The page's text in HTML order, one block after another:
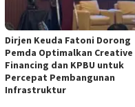
Dirjen Keuda Fatoni Dorong
Pemda Optimalkan Creative
Financing dan KPBU untuk
Percepat Pembangunan
Infrastruktur